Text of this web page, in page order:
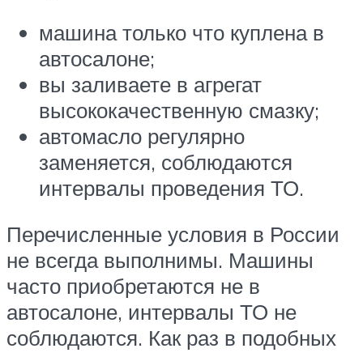
машина только что куплена в
автосалоне;
вы заливаете в агрегат
высококачественную смазку;
автомасло регулярно
заменяется, соблюдаются
интервалы проведения ТО.
Перечисленные условия в России
не всегда выполнимы. Машины
часто приобретаются не в
автосалоне, интервалы ТО не
соблюдаются. Как раз в подобных